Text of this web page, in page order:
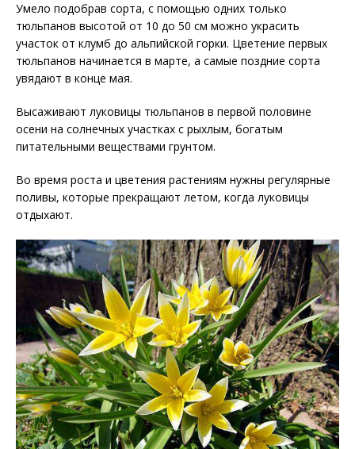
Умело подобрав сорта, с помощью одних только
тюльпанов высотой от 10 до 50 см можно украсить
участок от клумб до альпийской горки. Цветение первых
тюльпанов начинается в марте, а самые поздние сорта
увядают в конце мая.
Высаживают луковицы тюльпанов в первой половине
осени на солнечных участках с рыхлым, богатым
питательными веществами грунтом.
Во время роста и цветения растениям нужны регулярные
поливы, которые прекращают летом, когда луковицы
отдыхают.